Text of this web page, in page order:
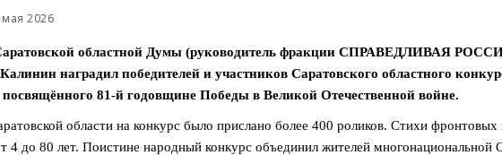
мая 2026
областной Думы (руководитель фракции СПРАВЕДЛИВАЯ
наградил победителей и участников Саратовского областного
81-й годовщине Победы в Великой Отечественной войне.
области на конкурс было прислано более 400 роликов. Стихи фронтовых
4 до 80 лет. Поистине народный конкурс объединил жителей многонациональной